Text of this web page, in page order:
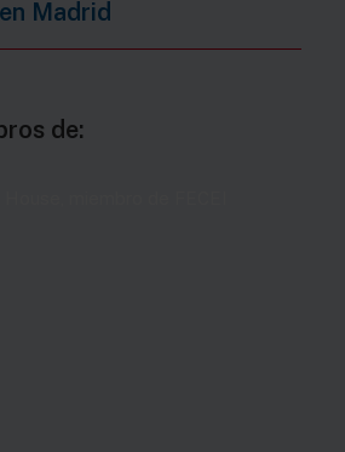
Madrid
de: